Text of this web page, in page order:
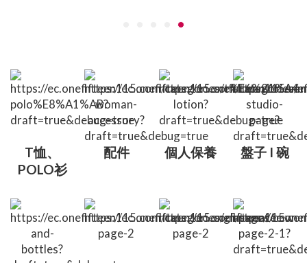
T恤、
POLO衫
配件 個人保養 盤子 I 碗